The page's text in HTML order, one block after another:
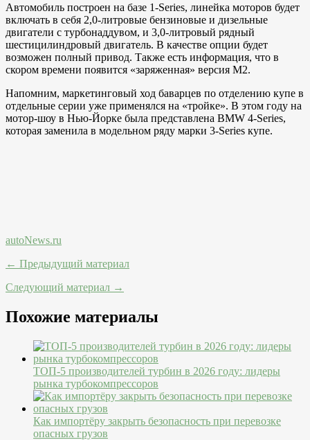
Автомобиль построен на базе 1-Series, линейка моторов будет
включать в себя 2,0-литровые бензиновые и дизельные
двигатели с турбонаддувом, и 3,0-литровый рядный
шестицилиндровый двигатель. В качестве опции будет
возможен полный привод. Также есть информация, что в
скором времени появится «заряженная» версия М2.
Напомним, маркетинговый ход баварцев по отделению купе в
отдельные серии уже применялся на «тройке». В этом году на
мотор-шоу в Нью-Йорке была представлена BMW 4-Series,
которая заменила в модельном ряду марки 3-Series купе.
autoNews.ru
← Предыдущий материал
Следующий материал →
Похожие материалы
ТОП-5 производителей турбин в 2026 году: лидеры
рынка турбокомпрессоров
Как импортёру закрыть безопасность при перевозке
опасных грузов